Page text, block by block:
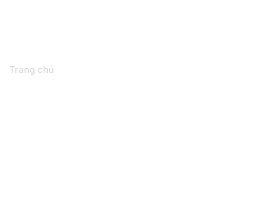
Trang chủ
KFLV Spring Party 2025 – Gắn kết và Khởi đầu mới